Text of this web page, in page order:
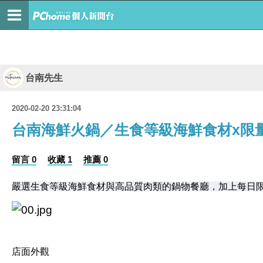
台南先生
2020-02-20 23:31:04
台南海鮮火鍋／生食等級海鮮食材x
留言 0 收藏 1 推薦 0
嚴選生食等級海鮮食材與高品質肉類的鍋物餐廳，加上每
店面外觀